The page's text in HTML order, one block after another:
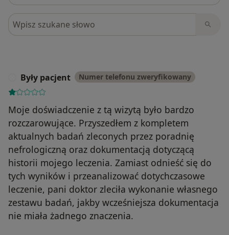
Szukaj w opiniach
Były pacjent Numer telefonu zweryfikowany
Moje doświadczenie z tą wizytą było bardzo
rozczarowujące. Przyszedłem z kompletem
aktualnych badań zleconych przez poradnię
nefrologiczną oraz dokumentacją dotyczącą
historii mojego leczenia. Zamiast odnieść się do
tych wyników i przeanalizować dotychczasowe
leczenie, pani doktor zleciła wykonanie własnego
zestawu badań, jakby wcześniejsza dokumentacja
nie miała żadnego znaczenia.